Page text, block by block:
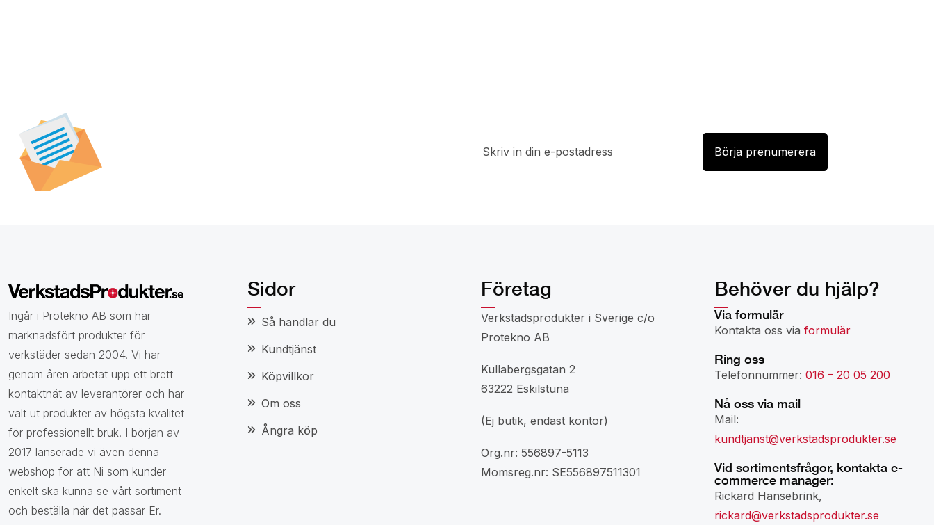
Ingår i Protekno AB som har
marknadsfört produkter för
verkstäder sedan 2004. Vi har
genom åren arbetat upp ett brett
kontaktnät av leverantörer och har
valt ut produkter av högsta kvalitet
för professionellt bruk. I början av
2017 lanserade vi även denna
webshop för att Ni som kunder
enkelt ska kunna se vårt sortiment
och beställa när det passar Er.
Sidor
Så handlar du
Kundtjänst
Köpvillkor
Om oss
Ångra köp
Företag
Verkstadsprodukter i Sverige c/o
Protekno AB
Kullabergsgatan 2
63222 Eskilstuna
(Ej butik, endast kontor)
Org.nr: 556897-5113
Momsreg.nr: SE556897511301
Behöver du hjälp?
Via formulär
Kontakta oss via formulär
Ring oss
Telefonnummer: 016 – 20 05 200
Nå oss via mail
Mail:
kundtjanst@verkstadsprodukter.se
Vid sortimentsfrågor, kontakta e-
commerce manager:
Rickard Hansebrink,
rickard@verkstadsprodukter.se